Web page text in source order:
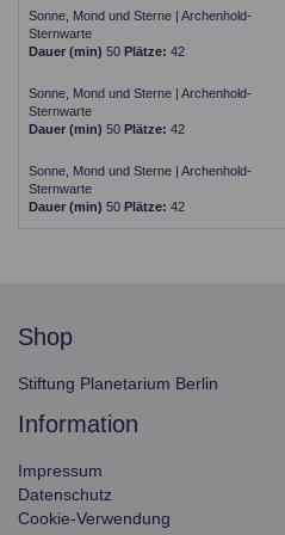
Sonne, Mond und Sterne | Archenhold-
Sternwarte
Dauer (min) 50 Plätze: 42
Sonne, Mond und Sterne | Archenhold-
Sternwarte
Dauer (min) 50 Plätze: 42
Sonne, Mond und Sterne | Archenhold-
Sternwarte
Dauer (min) 50 Plätze: 42
shop
Stiftung Planetarium Berlin
information
Impressum
Datenschutz
Cookie-Verwendung